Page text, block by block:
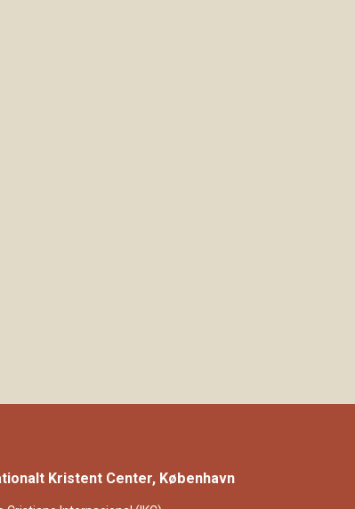
Kristent Center, København